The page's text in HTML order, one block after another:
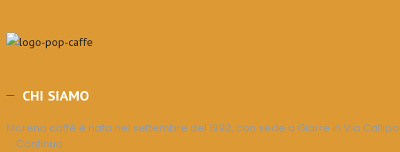
CHI SIAMO
Morena caffè è nata nel settembre del 1992, con sede a Giarre in Via
... Continua